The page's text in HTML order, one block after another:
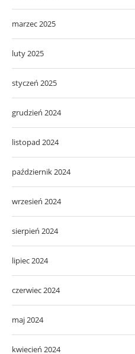
marzec 2025
luty 2025
styczeń 2025
grudzień 2024
listopad 2024
październik 2024
wrzesień 2024
sierpień 2024
lipiec 2024
czerwiec 2024
maj 2024
kwiecień 2024